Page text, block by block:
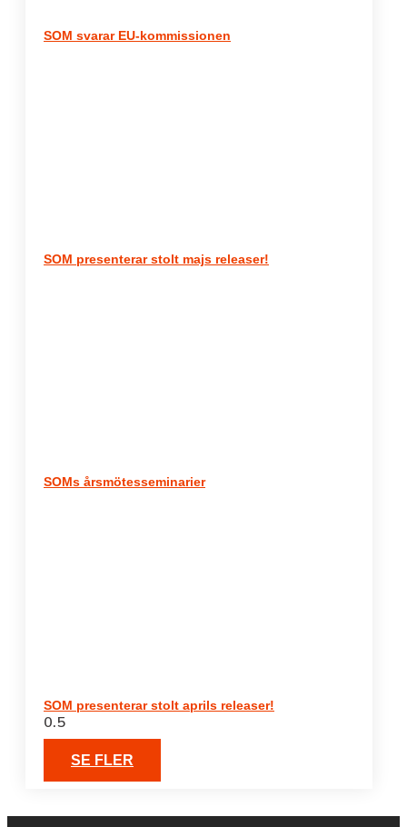
SOM svarar EU-kommissionen
SOM presenterar stolt majs releaser!
SOMs årsmötesseminarier
SOM presenterar stolt aprils releaser!
SE FLER